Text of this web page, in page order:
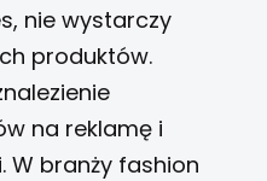
nie wystarczy
produktów.
na reklamę i
W branży fashion